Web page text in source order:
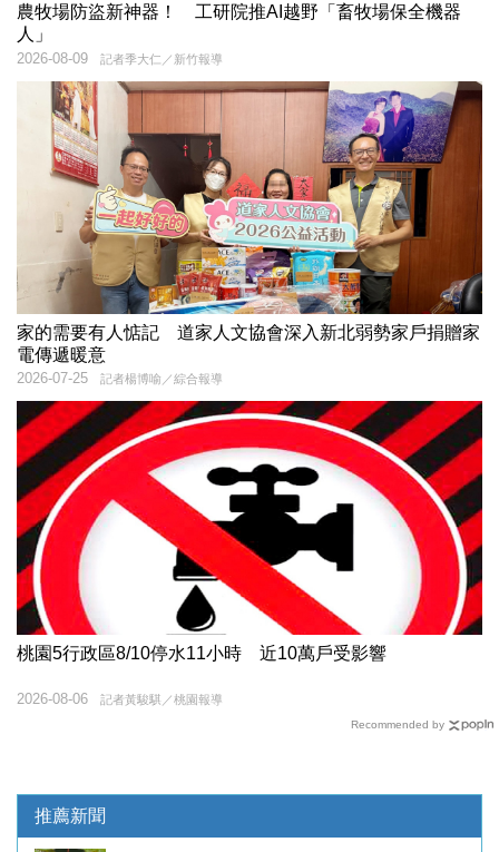
農牧場防盜新神器！ 工研院推AI越野「畜牧場保全機器
人」
記者季大仁／新竹報導
2026-08-09
家的需要有人惦記 道家人文協會深入新北弱勢家戶捐贈家
電傳遞暖意
記者楊博喻／綜合報導
2026-07-25
桃園5行政區8/10停水11小時 近10萬戶受影響
記者黃駿騏／桃園報導
2026-08-06
Recommended by
推薦新聞